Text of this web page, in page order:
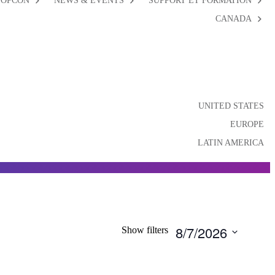
CANADA
UNITED STATES
EUROPE
LATIN AMERICA
Évènements
Show filters
Chercher 8/7/2026